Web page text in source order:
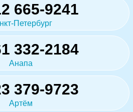
665-9241
Петербург
332-2184
Анапа
379-9723
Артём